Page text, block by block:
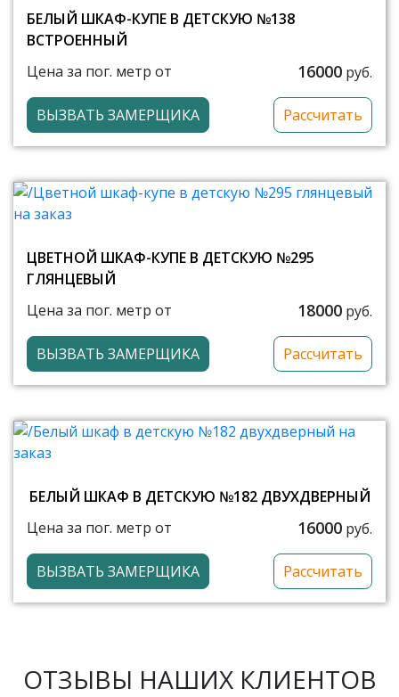
БЕЛЫЙ ШКАФ-КУПЕ В ДЕТСКУЮ №138
ВСТРОЕННЫЙ
Цена за пог. метр от
16000 руб.
ВЫЗВАТЬ ЗАМЕРЩИКА Рассчитать
ЦВЕТНОЙ ШКАФ-КУПЕ В ДЕТСКУЮ №295
ГЛЯНЦЕВЫЙ
Цена за пог. метр от
18000 руб.
ВЫЗВАТЬ ЗАМЕРЩИКА Рассчитать
БЕЛЫЙ ШКАФ В ДЕТСКУЮ №182 ДВУХДВЕРНЫЙ
Цена за пог. метр от
16000 руб.
ВЫЗВАТЬ ЗАМЕРЩИКА Рассчитать
ОТЗЫВЫ НАШИХ КЛИЕНТОВ